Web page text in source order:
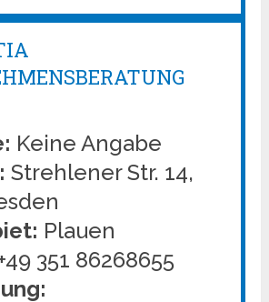
Keine Angabe
Strehlener Str. 14,
Plauen
351 86268655